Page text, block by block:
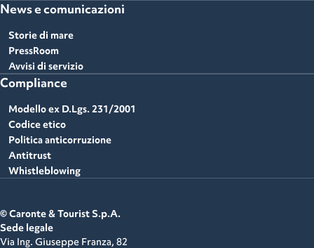
News e comunicazioni
Storie di mare
PressRoom
Avvisi di servizio
Compliance
Modello ex D.Lgs. 231/2001
Codice etico
Politica anticorruzione
Antitrust
Whistleblowing
© Caronte & Tourist S.p.A.
Sede legale
Via Ing. Giuseppe Franza, 82